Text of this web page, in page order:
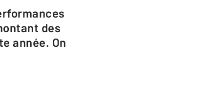
des
année. On